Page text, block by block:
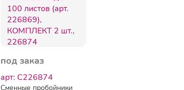
под заказ
арт: C226874
Сменные пробойники